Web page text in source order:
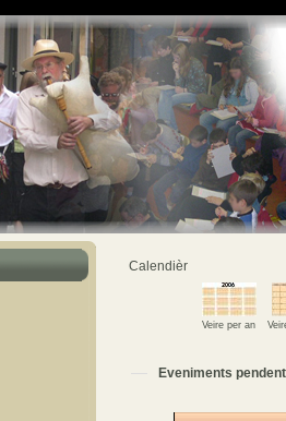
Calendièr
Veire per an
Eveniments pendent